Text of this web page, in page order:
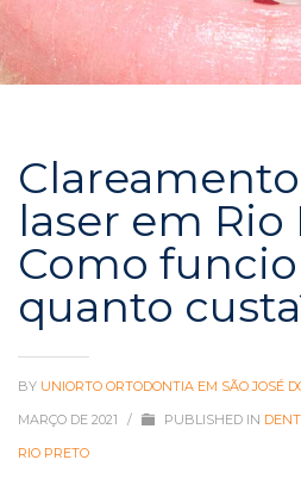
laser em Rio
Como
quanto
BY UNIORTO ORTODONTIA EM SÃO JOSÉ
MARÇO DE 2021
/ PUBLISHED IN
RIO PRETO